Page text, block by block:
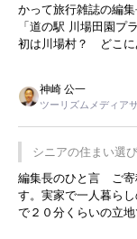
かって旅行雑誌の編
「道の駅 川場田園
初は川場村？ どこに
永井 彰一社長にイン
した。プレゼンも巧
は、従業員に東京デ
の何かを理解しても
プレミアムヨーグル
です。永井社長は、
ことに目をつけ、高
事を懐かしく読みまし
神崎 公一
ツーリズムメディア
シニアの住まい選
暮らし
編集長のひと言 ご寄
す。実家で一人暮ら
で２０分くらいの立
ました。母の住まい